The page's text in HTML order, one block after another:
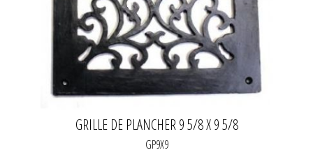
GRILLE DE PLANCHER 9 5/8 X 9 5/8
GP9X9